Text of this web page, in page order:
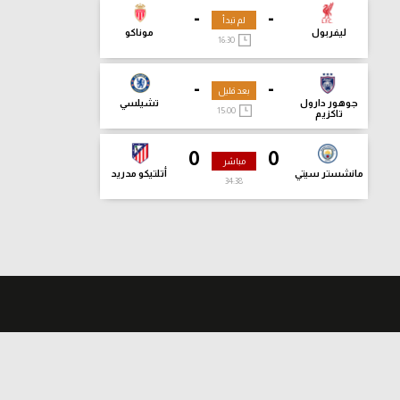
-
ليفربول
-
موناكو
لم تبدأ
16:30
-
جوهور دارول
تاكزيم
-
تشيلسي
بعد قليل
15:00
0
مانشستر سيتي
0
أتلتيكو مدريد
مباشر
34:39